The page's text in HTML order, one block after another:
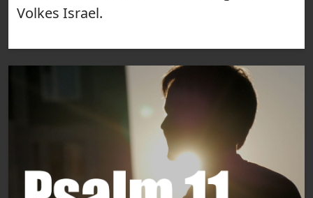
Volkes Israel.